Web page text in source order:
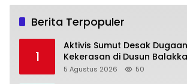
Berita Terpopuler
1
Aktivis Sumut Desak
Kekerasan di Dusun
Gunung Malintang Diusut
5 Agustus 2026 50